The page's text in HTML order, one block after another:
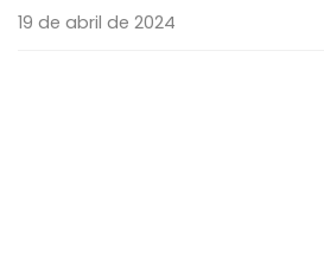
19 de abril de 2024